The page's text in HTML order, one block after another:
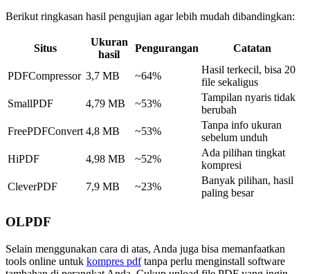
Berikut ringkasan hasil pengujian agar lebih mudah dibandingkan:
Situs
Ukuran
hasil
Pengurangan Catatan
PDFCompressor 3,7 MB ~64%
Hasil terkecil, bisa 20
file sekaligus
SmallPDF
4,79 MB ~53%
Tampilan nyaris tidak
berubah
FreePDFConvert 4,8 MB ~53%
Tanpa info ukuran
sebelum unduh
HiPDF
4,98 MB ~52%
Ada pilihan tingkat
kompresi
CleverPDF
7,9 MB ~23%
Banyak pilihan, hasil
paling besar
OLPDF
Selain menggunakan cara di atas, Anda juga bisa memanfaatkan
tools online untuk kompres pdftanpa perlu menginstall software